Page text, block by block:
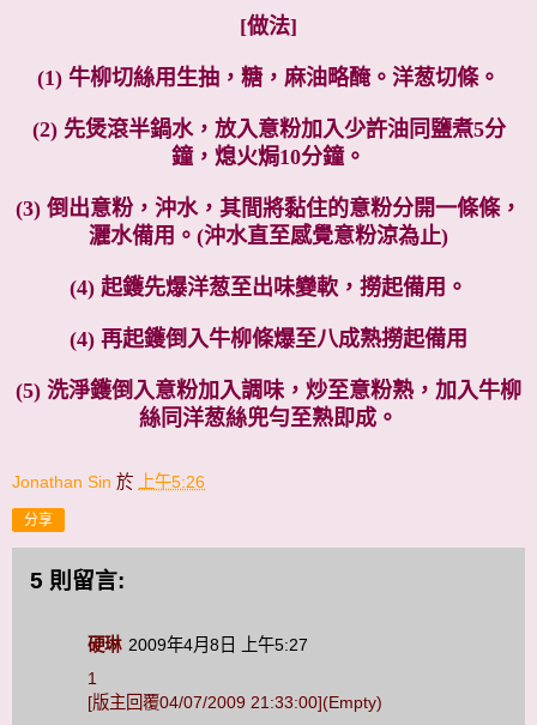
[做法]
(1) 牛柳切絲用生抽，糖，麻油略醃。洋葱切條。
(2) 先煲滾半鍋水，放入意粉加入少許油同鹽煮5分
鐘，熄火焗10分鐘。
(3) 倒出意粉，沖水，其間將黏住的意粉分開一條條，
灑水備用。(沖水直至感覺意粉涼為止)
(4) 起鑊先爆洋葱至出味變軟，撈起備用。
(4) 再起鑊倒入牛柳條爆至八成熟撈起備用
(5) 洗淨鑊倒入意粉加入調味，炒至意粉熟，加入牛柳
絲同洋葱絲兜勻至熟即成。
Jonathan Sin 於 上午5:26
分享
5 則留言:
硬琳 2009年4月8日 上午5:27
1
[版主回覆04/07/2009 21:33:00](Empty)